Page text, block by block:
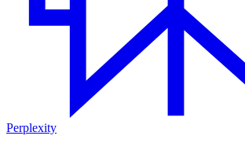
Perplexity